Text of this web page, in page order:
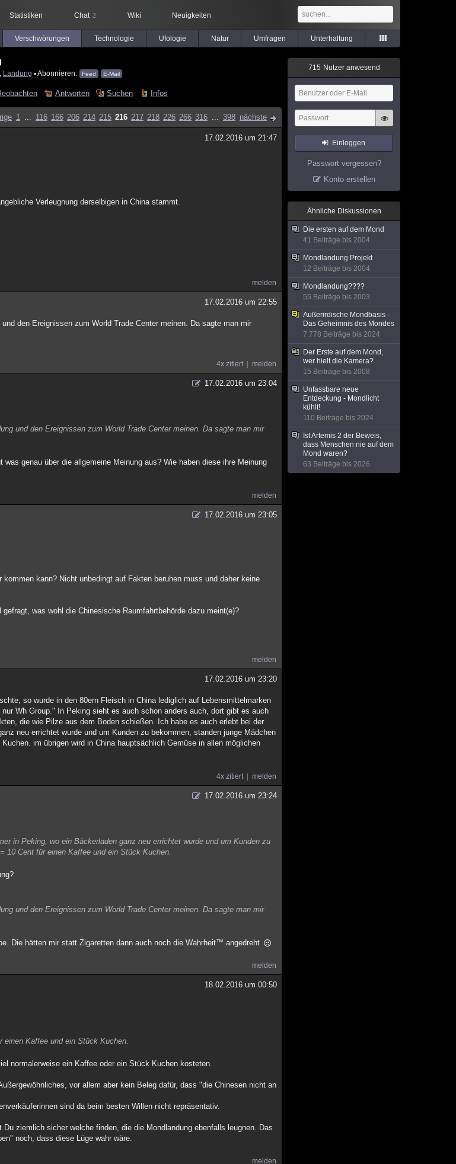
Statistiken Chat 2 Wiki Neuigkeiten
Verschwörungen Technologie Ufologie Natur Umfragen Unterhaltung
Landung ▪ Abonnieren: Feed E-Mail
Antworten Suchen Infos
1 ... 116 166 206 214 215 216 217 218 226 266 316 ... 398 nächste
17.02.2016 um 21:47
Verleugnung derselbigen in China stammt.
melden
17.02.2016 um 22:55
den Ereignissen zum World Trade Center meinen. Da sagte man mir
4x zitiert melden
17.02.2016 um 23:04
und den Ereignissen zum World Trade Center meinen. Da sagte man mir
genau über die allgemeine Meinung aus? Wie haben diese ihre Meinung
melden
17.02.2016 um 23:05
kann? Nicht unbedingt auf Fakten beruhen muss und daher keine
was wohl die Chinesische Raumfahrtbehörde dazu meint(e)?
melden
17.02.2016 um 23:20
so wurde in den 80ern Fleisch in China lediglich auf Lebensmittelmarken
Wh Group." In Peking sieht es auch schon anders auch, dort gibt es auch
die wie Pilze aus dem Boden schießen. Ich habe es auch erlebt bei der
neu errichtet wurde und um Kunden zu bekommen, standen junge Mädchen
im übrigen wird in China hauptsächlich Gemüse in allen möglichen
4x zitiert melden
17.02.2016 um 23:24
in Peking, wo ein Bäckerladen ganz neu errichtet wurde und um Kunden zu
10 Cent für einen Kaffee und ein Stück Kuchen.
und den Ereignissen zum World Trade Center meinen. Da sagte man mir
Die hätten mir statt Zigaretten dann auch noch die Wahrheit™ angedreht
melden
18.02.2016 um 00:50
einen Kaffee und ein Stück Kuchen.
normalerweise ein Kaffee oder ein Stück Kuchen kosteten.
vor allem aber kein Beleg dafür, dass "die Chinesen nicht an
sind da beim besten Willen nicht repräsentativ.
ziemlich sicher welche finden, die die Mondlandung ebenfalls leugnen. Das
noch, dass diese Lüge wahr wäre.
melden
715 Nutzer anwesend
Einloggen
Passwort vergessen?
Konto erstellen
Ähnliche Diskussionen
Die ersten auf dem Mond
41 Beiträge bis 2004
Mondlandung Projekt
12 Beiträge bis 2004
Mondlandung????
55 Beiträge bis 2003
Außerirdische Mondbasis -
Das Geheimnis des Mondes
7.778 Beiträge bis 2024
Der Erste auf dem Mond,
wer hielt die Kamera?
15 Beiträge bis 2008
Unfassbare neue
Entdeckung - Mondlicht
kühlt!
110 Beiträge bis 2024
Ist Artemis 2 der Beweis,
dass Menschen nie auf dem
Mond waren?
63 Beiträge bis 2026